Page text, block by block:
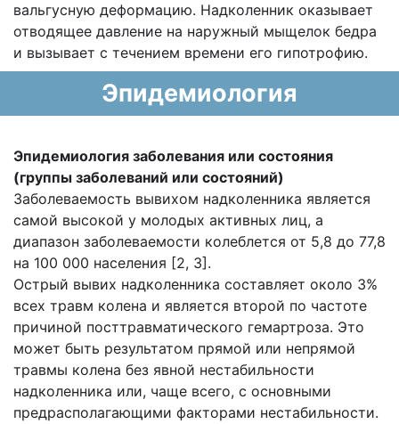
вальгусную деформацию. Надколенник оказывает
отводящее давление на наружный мыщелок бедра
и вызывает с течением времени его гипотрофию.
Эпидемиология
Эпидемиология заболевания или состояния
(группы заболеваний или состояний)
Заболеваемость вывихом надколенника является
самой высокой у молодых активных лиц, а
диапазон заболеваемости колеблется от 5,8 до 77,8
на 100 000 населения [2, 3].
Острый вывих надколенника составляет около 3%
всех травм колена и является второй по частоте
причиной посттравматического гемартроза. Это
может быть результатом прямой или непрямой
травмы колена без явной нестабильности
надколенника или, чаще всего, с основными
предрасполагающими факторами нестабильности.